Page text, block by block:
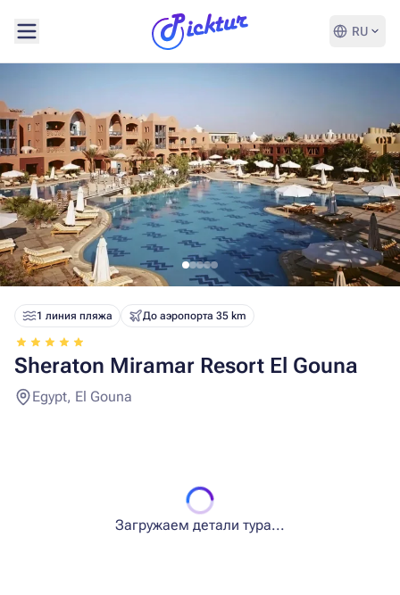
RU
1 линия пляжа До аэропорта 35 km
Sheraton Miramar Resort El Gouna
Egypt, El Gouna
Загружаем детали тура...